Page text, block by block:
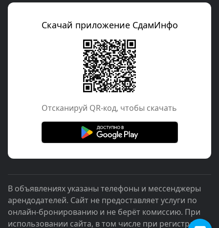
Скачай приложение СдамИнфо
Отcканируй QR-код, чтобы скачать
В объявлениях указаны телефоны и мессенджеры
арендодателей. Сайт не предоставляет услуги по
онлайн-бронированию и не берёт комиссию. При
использовании сайта, в том числе при регистрации,